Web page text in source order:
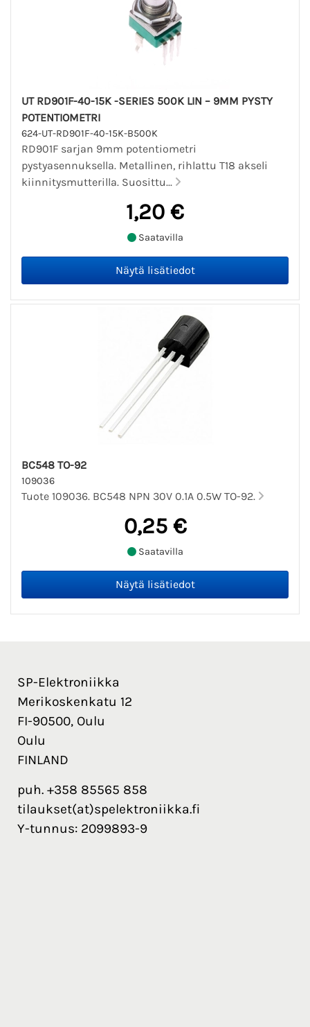
UT RD901F-40-15K -SERIES 500K LIN – 9MM PYSTY
POTENTIOMETRI
624-UT-RD901F-40-15K-B500K
RD901F sarjan 9mm potentiometri
pystyasennuksella. Metallinen, rihlattu T18 akseli
kiinnitysmutterilla. Suosittu...
1,20 €
Saatavilla
BC548 TO-92
109036
Tuote 109036. BC548 NPN 30V 0.1A 0.5W TO-92.
0,25 €
Saatavilla
SP-Elektroniikka
Merikoskenkatu 12
FI-90500, Oulu
Oulu
FINLAND
puh. +358 85565 858
tilaukset(at)spelektroniikka.fi
Y-tunnus: 2099893-9